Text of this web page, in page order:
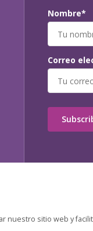
nuestro sitio web y
Nombre*
Correo